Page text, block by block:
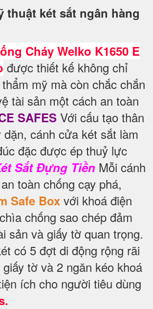
thuật két sắt ngân hàng
Cháy Welko K1650 E
được thiết kế không chỉ
mỹ mà còn chắc chắn
tài sản một cách an toàn
SAFES Với cấu tạo thân
dặn, cánh cửa két sắt làm
đặc được ép thuỷ lực
Sắt Đựng Tiền Mỗi cánh
toàn chống cạy phá,
Safe Box với khoá điện
chống sao chép đảm
sản và giấy tờ quan trọng.
có 5 đợt di động rộng rãi
tờ và 2 ngăn kéo khoá
ích cho người tiêu dùng